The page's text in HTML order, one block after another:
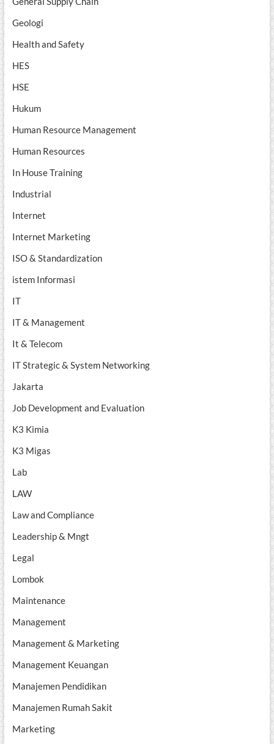
Geologi
Health and Safety
HES
HSE
Hukum
Human Resource Management
Human Resources
In House Training
Industrial
Internet
Internet Marketing
ISO & Standardization
istem Informasi
IT
IT & Management
It & Telecom
IT Strategic & System Networking
Jakarta
Job Development and Evaluation
K3 Kimia
K3 Migas
Lab
LAW
Law and Compliance
Leadership & Mngt
Legal
Lombok
Maintenance
Management
Management & Marketing
Management Keuangan
Manajemen Pendidikan
Manajemen Rumah Sakit
Marketing